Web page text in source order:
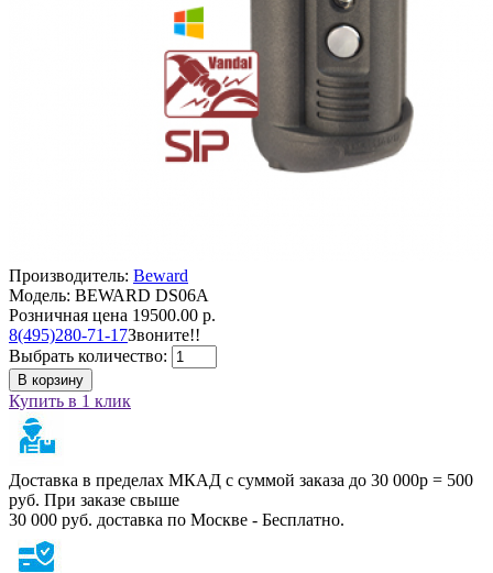
Производитель: Beward
Модель: BEWARD DS06A
Розничная цена 19500.00 р.
8(495)280-71-17Звоните!!
Выбрать количество:
В корзину
Купить в 1 клик
Доставка в пределах МКАД с суммой заказа до 30 000р = 500
руб. При заказе свыше
30 000 руб. доставка по Москве - Бесплатно.